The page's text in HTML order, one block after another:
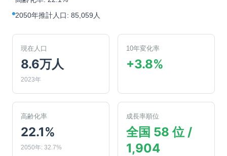
2050年推計人口: 85,059人
現在人口
8.6万人
2023年
10年変化率
+3.8%
高齢化率
22.1%
2050年: 32.7%
成長率順位
全国 58 位 /
1,904